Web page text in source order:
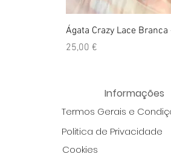
Ágata Crazy Lace
Preço
25,00 €
Informações
Termos Gerais e
Politica de Privacidade
Cookies